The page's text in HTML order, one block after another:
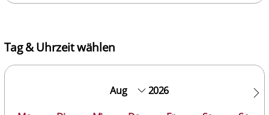
Tag & Uhrzeit wählen
2026